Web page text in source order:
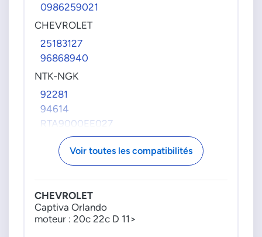
0986259021
CHEVROLET
25183127
96868940
NTK-NGK
92281
94614
RTA9000EE027
RTA9000EE195
OPEL
4818225
55355404
Voir toutes les compatibilités
CHEVROLET
Captiva Orlando
moteur : 20c 22c D 11>